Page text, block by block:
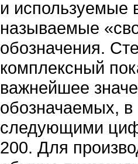
и используемые
называемые
обозначения.
комплексный
важнейшее
обозначаемых,
следующими
200. Для